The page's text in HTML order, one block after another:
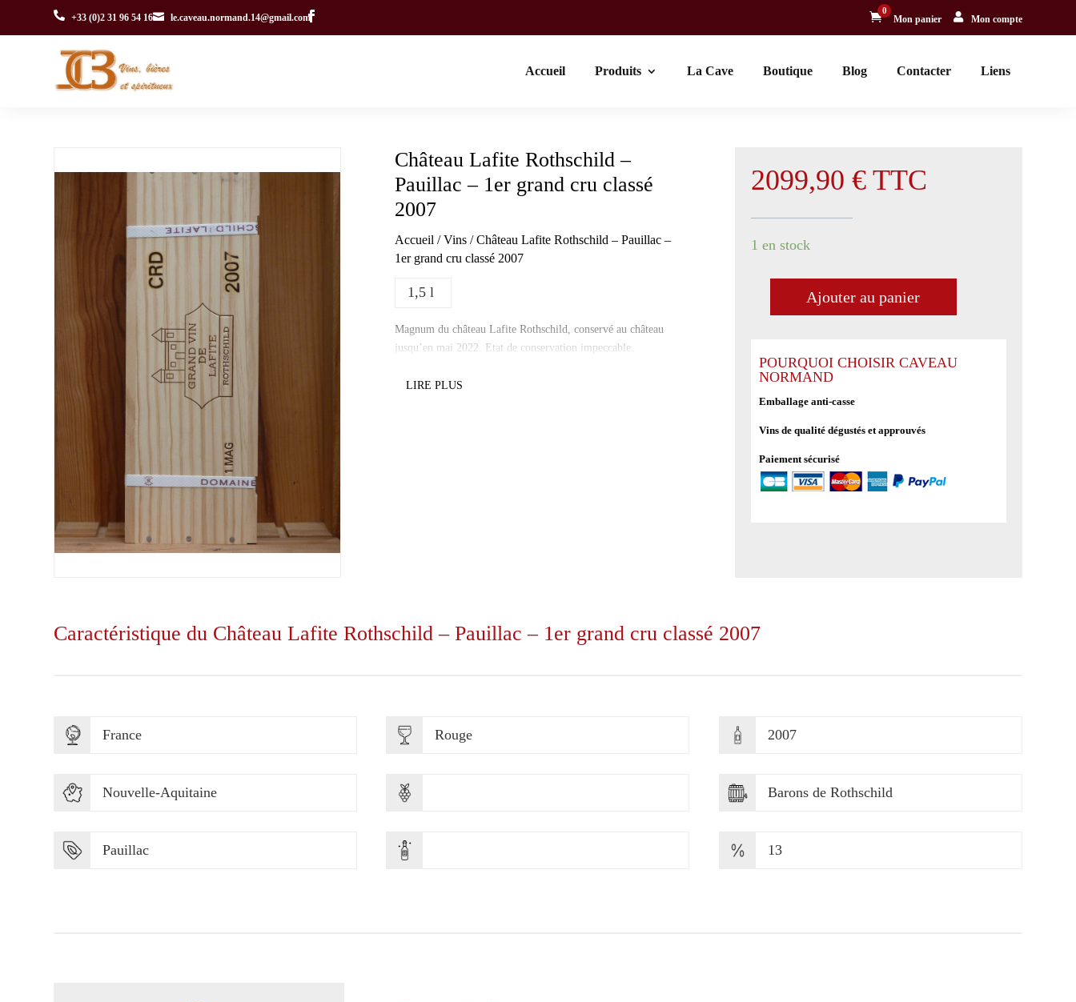
 +33 (0)2 31 96 54 16 le.caveau.normand.14@gmail.com 
0
Mon panier  Mon compte
Accueil Produits La Cave Boutique Blog Contacter Liens
Château Lafite Rothschild –
Pauillac – 1er grand cru classé
2007
Accueil /Vins/ Château Lafite Rothschild – Pauillac –
1er grand cru classé 2007
1,5 l
Magnum du château Lafite Rothschild, conservé au château
jusqu’en mai 2022. Etat de conservation impeccable.
LIRE PLUS
2099,90 € TTC
1 en stock
Lafite
Rothschild
1er
grand
cru
Ajouter au panier
POURQUOI CHOISIR CAVEAU
NORMAND
Emballage anti-casse
Vins de qualité dégustés et approuvés
Paiement sécurisé
Caractéristique du Château Lafite Rothschild – Pauillac – 1er grand cru classé 2007
France
Nouvelle-Aquitaine
Pauillac
Rouge 2007
Barons de Rothschild
13